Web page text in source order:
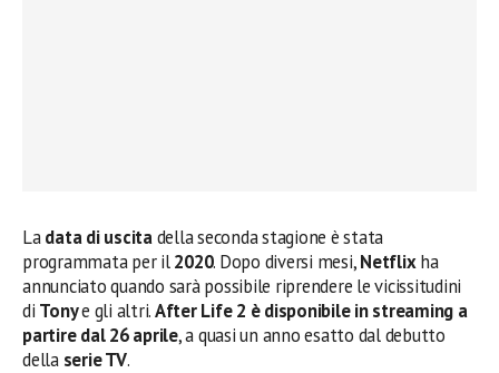
Ladata di uscitadella seconda stagione è stata
programmata per il2020. Dopo diversi mesi,Netflixha
annunciato quando sarà possibile riprendere le vicissitudini
di Tonye gli altri.After Life 2 è disponibile in streaming a
partire dal 26 aprile, a quasi un anno esatto dal debutto
della serie TV.